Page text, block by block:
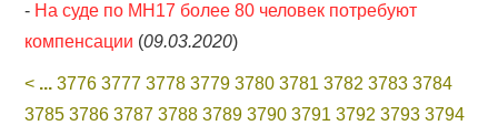
- На суде по MH17 более 80 человек потребуют
компенсации (09.03.2020)
< ... 3776 3777 3778 3779 3780 3781 3782 3783 3784
3785 3786 3787 3788 3789 3790 3791 3792 3793 3794